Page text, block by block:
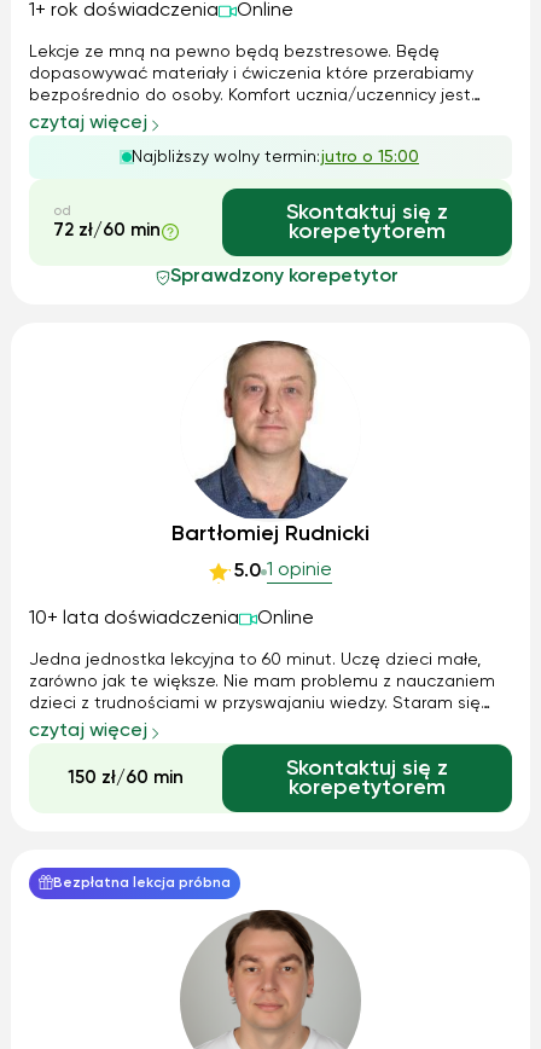
1+ rok doświadczenia Online
Lekcje ze mną na pewno będą bezstresowe. Będę
dopasowywać materiały i ćwiczenia które przerabiamy
bezpośrednio do osoby. Komfort ucznia/uczennicy jest
najważniejszy dlatego tempo pracy podpasuje pod daną
osobę. Im większych komfort tym lepsze wyniki oraz
szybsze przyswajanie wiedzy. Zapewniam miłą a...
czytaj więcej
Najbliższy wolny termin:jutro o 15:00
od
72 zł/60 min
Skontaktuj się z
korepetytorem
Sprawdzony korepetytor
Bartłomiej Rudnicki
5.0 1 opinie
10+ lata doświadczenia Online
Jedna jednostka lekcyjna to 60 minut. Uczę dzieci małe,
zarówno jak te większe. Nie mam problemu z nauczaniem
dzieci z trudnościami w przyswajaniu wiedzy. Staram się
umilić naukę i wytłumaczyć wszystko od podstaw by dana
materia była logiczna i łatwo przyswajalna.
czytaj więcej
150 zł/60 min
Skontaktuj się z
korepetytorem
Bezpłatna lekcja próbna